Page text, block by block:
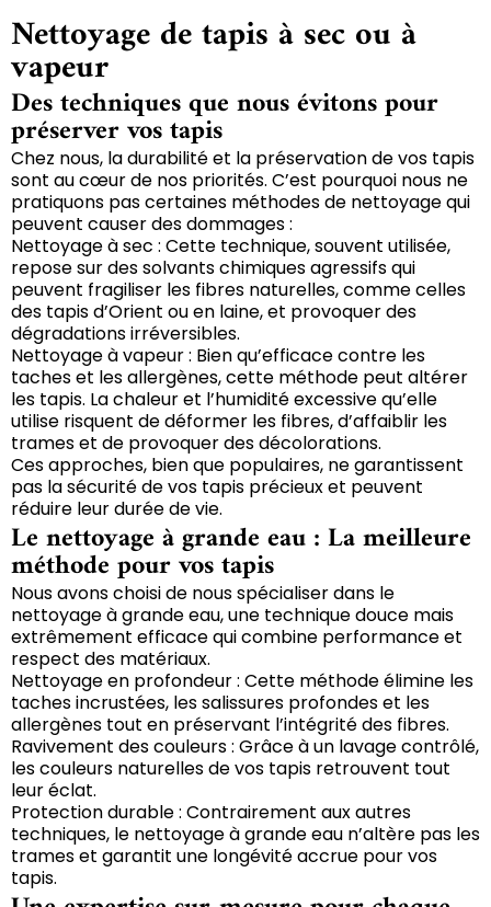
Nettoyage de tapis à sec ou à
vapeur
Des techniques que nous évitons pour
préserver vos tapis
Chez nous, la durabilité et la préservation de vos tapis
sont au cœur de nos priorités. C’est pourquoi nous ne
pratiquons pas certaines méthodes de nettoyage qui
peuvent causer des dommages :
Nettoyage à sec : Cette technique, souvent utilisée,
repose sur des solvants chimiques agressifs qui
peuvent fragiliser les fibres naturelles, comme celles
des tapis d’Orient ou en laine, et provoquer des
dégradations irréversibles.
Nettoyage à vapeur : Bien qu’efficace contre les
taches et les allergènes, cette méthode peut altérer
les tapis. La chaleur et l’humidité excessive qu’elle
utilise risquent de déformer les fibres, d’affaiblir les
trames et de provoquer des décolorations.
Ces approches, bien que populaires, ne garantissent
pas la sécurité de vos tapis précieux et peuvent
réduire leur durée de vie.
Le nettoyage à grande eau : La meilleure
méthode pour vos tapis
Nous avons choisi de nous spécialiser dans le
nettoyage à grande eau, une technique douce mais
extrêmement efficace qui combine performance et
respect des matériaux.
Nettoyage en profondeur : Cette méthode élimine les
taches incrustées, les salissures profondes et les
allergènes tout en préservant l’intégrité des fibres.
Ravivement des couleurs : Grâce à un lavage contrôlé,
les couleurs naturelles de vos tapis retrouvent tout
leur éclat.
Protection durable : Contrairement aux autres
techniques, le nettoyage à grande eau n’altère pas les
trames et garantit une longévité accrue pour vos
tapis.